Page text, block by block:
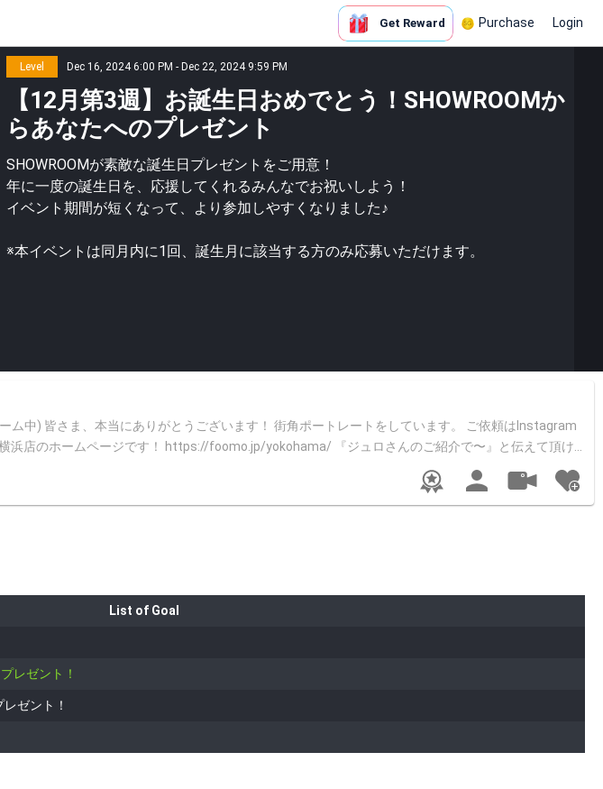
Get Reward Purchase Login
Level Dec 16, 2024 6:00 PM - Dec 22, 2024 9:59 PM
【12月第3週】お誕生日おめでとう！SHOWROOMか
らあなたへのプレゼント
SHOWROOMが素敵な誕生日プレゼントをご用意！
年に一度の誕生日を、応援してくれるみんなでお祝いしよう！
イベント期間が短くなって、より参加しやすくなりました♪
※本イベントは同月内に1回、誕生月に該当する方のみ応募いただけます。
街角ポートレートをしています。 ご依頼はInstagram
浜店のホームページです！ https://foomo.jp/yokohama/ 『ジュロさんのご紹介で〜』と伝えて頂け
お楽しみいただけましたら幸いです。 インスタグラムにはメインの作品を掲載
List of Goal
レゼント！
ゼント！